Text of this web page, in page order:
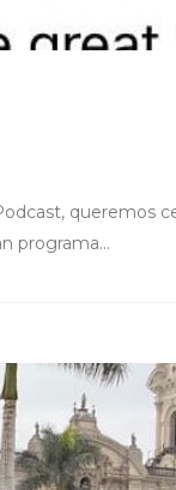
queremos
programa...